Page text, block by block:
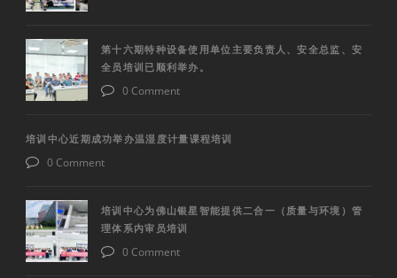
第十六期特种设备使用单位主要负责人、安全总监、安
全员培训已顺利举办。
0 Comment
培训中心近期成功举办温湿度计量课程培训
0 Comment
培训中心为佛山银星智能提供二合一（质量与环境）管
理体系内审员培训
0 Comment